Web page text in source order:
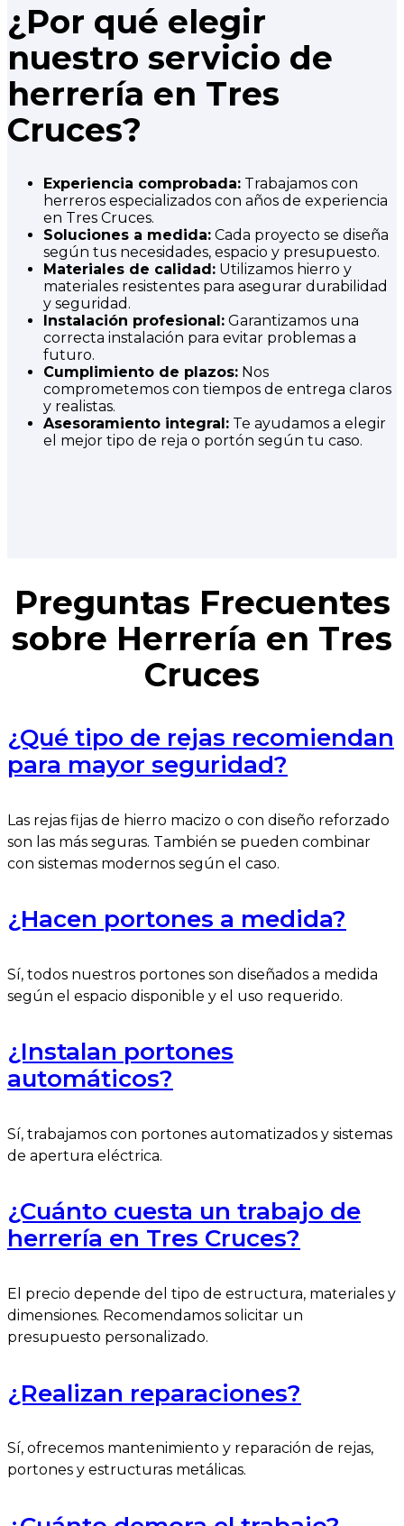
¿Por qué elegir
nuestro servicio de
herrería en Tres
Cruces?
Experiencia comprobada: Trabajamos con
herreros especializados con años de experiencia
en Tres Cruces.
Soluciones a medida: Cada proyecto se diseña
según tus necesidades, espacio y presupuesto.
Materiales de calidad: Utilizamos hierro y
materiales resistentes para asegurar durabilidad
y seguridad.
Instalación profesional: Garantizamos una
correcta instalación para evitar problemas a
futuro.
Cumplimiento de plazos: Nos
comprometemos con tiempos de entrega claros
y realistas.
Asesoramiento integral: Te ayudamos a elegir
el mejor tipo de reja o portón según tu caso.
Preguntas Frecuentes
sobre Herrería en Tres
Cruces
¿Qué tipo de rejas recomiendan
para mayor seguridad?
Las rejas fijas de hierro macizo o con diseño reforzado
son las más seguras. También se pueden combinar
con sistemas modernos según el caso.
¿Hacen portones a medida?
Sí, todos nuestros portones son diseñados a medida
según el espacio disponible y el uso requerido.
¿Instalan portones
automáticos?
Sí, trabajamos con portones automatizados y sistemas
de apertura eléctrica.
¿Cuánto cuesta un trabajo de
herrería en Tres Cruces?
El precio depende del tipo de estructura, materiales y
dimensiones. Recomendamos solicitar un
presupuesto personalizado.
¿Realizan reparaciones?
Sí, ofrecemos mantenimiento y reparación de rejas,
portones y estructuras metálicas.